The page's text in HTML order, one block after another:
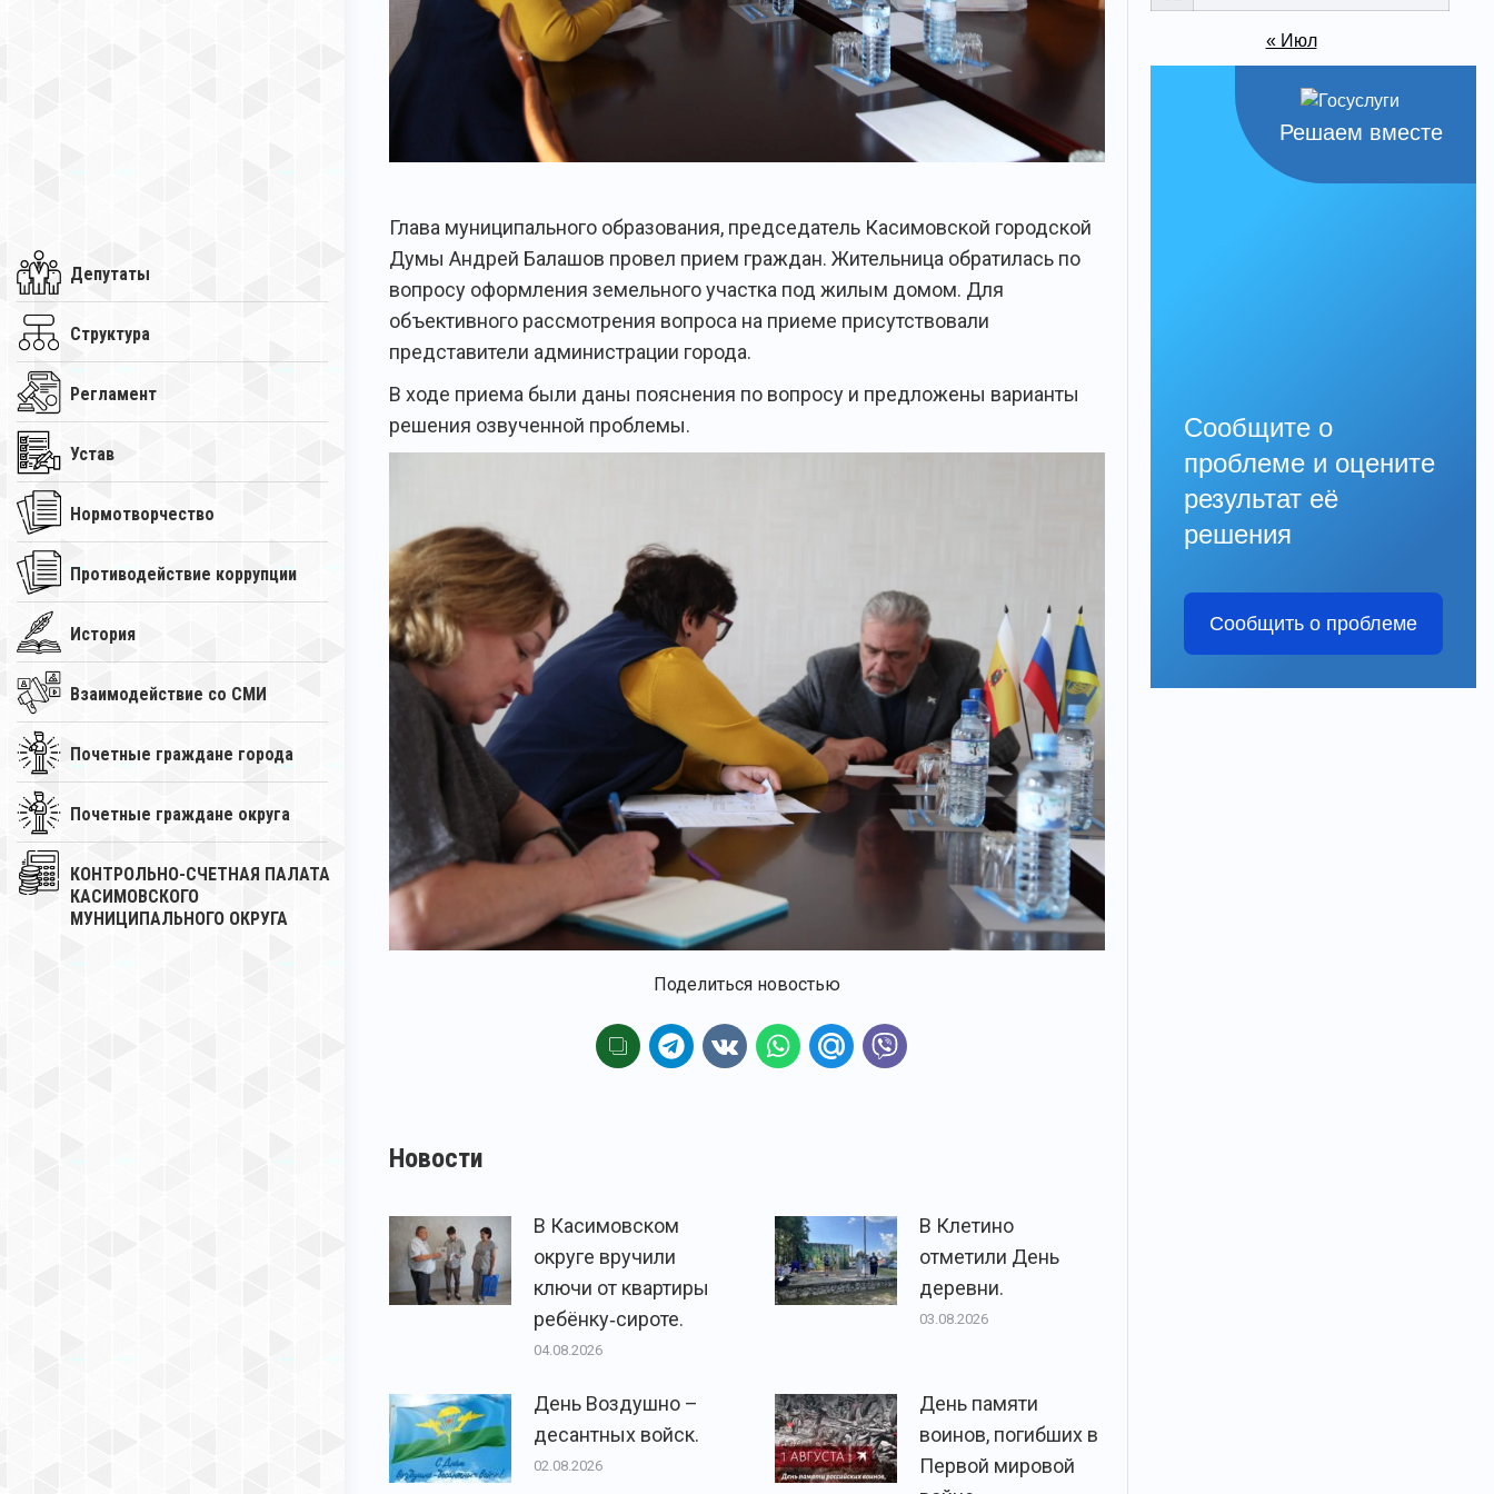
Депутаты
Структура
Регламент
Устав
Нормотворчество
Противодействие коррупции
История
Взаимодействие со СМИ
Почетные граждане города
Почетные граждане округа
КОНТРОЛЬНО-СЧЕТНАЯ ПАЛАТА
КАСИМОВСКОГО
МУНИЦИПАЛЬНОГО ОКРУГА
Глава муниципального образования, председатель Касимовской городской
Думы Андрей Балашов провел прием граждан. Жительница обратилась по
вопросу оформления земельного участка под жилым домом. Для
объективного рассмотрения вопроса на приеме присутствовали
представители администрации города.
В ходе приема были даны пояснения по вопросу и предложены варианты
решения озвученной проблемы.
Поделиться новостью
Новости
В Касимовском
округе вручили
ключи от квартиры
ребёнку‑сироте.
04.08.2026
В Клетино
отметили День
деревни.
03.08.2026
День Воздушно –
десантных войск.
02.08.2026
День памяти
воинов, погибших в
Первой мировой
« Июл
Решаем вместе
Сообщите о
проблеме и оцените
результат её
решения
Сообщить о проблеме